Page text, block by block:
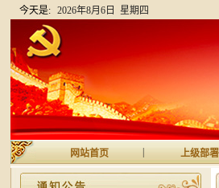
今天是: 2026年8月6日 星期四
网站首页 上级部署